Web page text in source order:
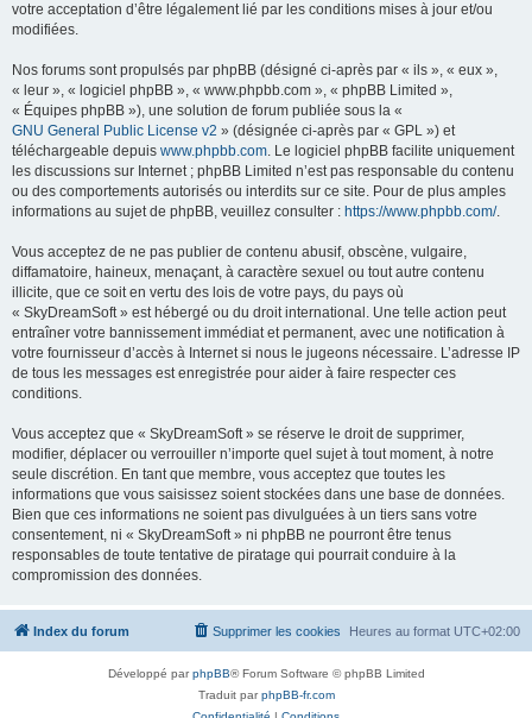
votre acceptation d’être légalement lié par les conditions mises à jour et/ou
modifiées.
Nos forums sont propulsés par phpBB (désigné ci-après par « ils », « eux »,
« leur », « logiciel phpBB », « www.phpbb.com », « phpBB Limited »,
« Équipes phpBB »), une solution de forum publiée sous la «
GNU General Public License v2 » (désignée ci-après par « GPL ») et
téléchargeable depuis www.phpbb.com. Le logiciel phpBB facilite uniquement
les discussions sur Internet ; phpBB Limited n’est pas responsable du contenu
ou des comportements autorisés ou interdits sur ce site. Pour de plus amples
informations au sujet de phpBB, veuillez consulter : https://www.phpbb.com/.
Vous acceptez de ne pas publier de contenu abusif, obscène, vulgaire,
diffamatoire, haineux, menaçant, à caractère sexuel ou tout autre contenu
illicite, que ce soit en vertu des lois de votre pays, du pays où
« SkyDreamSoft » est hébergé ou du droit international. Une telle action peut
entraîner votre bannissement immédiat et permanent, avec une notification à
votre fournisseur d’accès à Internet si nous le jugeons nécessaire. L’adresse IP
de tous les messages est enregistrée pour aider à faire respecter ces
conditions.
Vous acceptez que « SkyDreamSoft » se réserve le droit de supprimer,
modifier, déplacer ou verrouiller n’importe quel sujet à tout moment, à notre
seule discrétion. En tant que membre, vous acceptez que toutes les
informations que vous saisissez soient stockées dans une base de données.
Bien que ces informations ne soient pas divulguées à un tiers sans votre
consentement, ni « SkyDreamSoft » ni phpBB ne pourront être tenus
responsables de toute tentative de piratage qui pourrait conduire à la
compromission des données.
Index du forum Heures au format UTC+02:00
Supprimer les cookies
Développé parphpBB® Forum Software © phpBB Limited
Traduit parphpBB-fr.com